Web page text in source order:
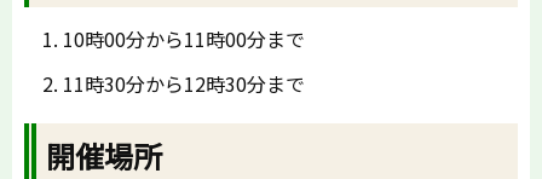
10時00分から11時00分まで
11時30分から12時30分まで
開催場所